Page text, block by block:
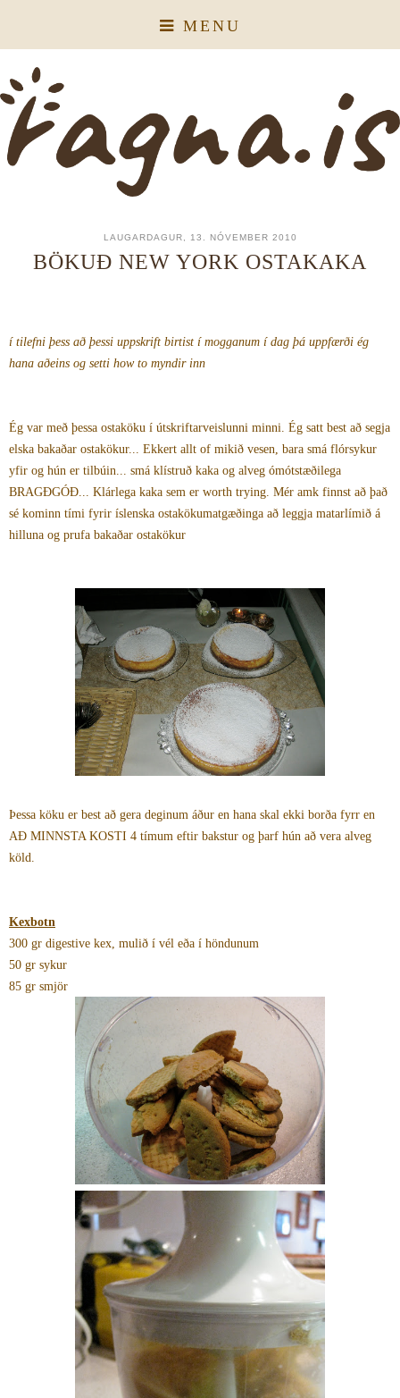
MENU
LAUGARDAGUR, 13. NÓVEMBER 2010
BÖKUÐ NEW YORK OSTAKAKA
í tilefni þess að þessi uppskrift birtist í mogganum í dag þá uppfærði ég
hana aðeins og setti how to myndir inn
Ég var með þessa ostaköku í útskriftarveislunni minni. Ég satt best að segja
elska bakaðar ostakökur... Ekkert allt of mikið vesen, bara smá flórsykur
yfir og hún er tilbúin... smá klístruð kaka og alveg ómótstæðilega
BRAGÐGÓÐ... Klárlega kaka sem er worth trying. Mér amk finnst að það
sé kominn tími fyrir íslenska ostakökumatgæðinga að leggja matarlímið á
hilluna og prufa bakaðar ostakökur
Þessa köku er best að gera deginum áður en hana skal ekki borða fyrr en
AÐ MINNSTA KOSTI 4 tímum eftir bakstur og þarf hún að vera alveg
köld.
Kexbotn
300 gr digestive kex, mulið í vél eða í höndunum
50 gr sykur
85 gr smjör